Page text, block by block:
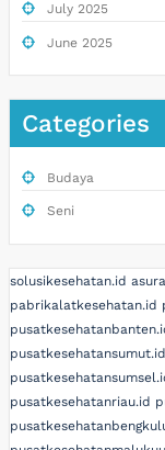
July 2025
June 2025
Categories
Budaya
Seni
solusikesehatan.id
pabrikalatkesehatan.id
pusatkesehatansumut.id
pusatkesehatanriau.id